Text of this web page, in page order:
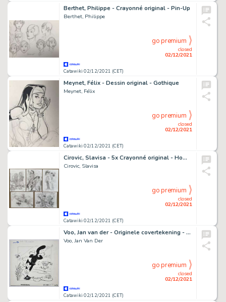
Berthet, Philippe - Crayonné original - Pin-Up
Berthet, Philippe
Catawiki 02/12/2021 (CET)
closed
02/12/2021
go premium
Meynet, Félix - Dessin original - Gothique
Meynet, Félix
Catawiki 02/12/2021 (CET)
closed
02/12/2021
go premium
Cirovic, Slavisa - 5x Crayonné original - Hommage Ã Franquin
Cirovic, Slavisa
Catawiki 02/12/2021 (CET)
closed
02/12/2021
go premium
Voo, Jan van der - Originele covertekening - Sjors 38 - (1970)
Voo, Jan Van Der
Catawiki 02/12/2021 (CET)
closed
02/12/2021
go premium